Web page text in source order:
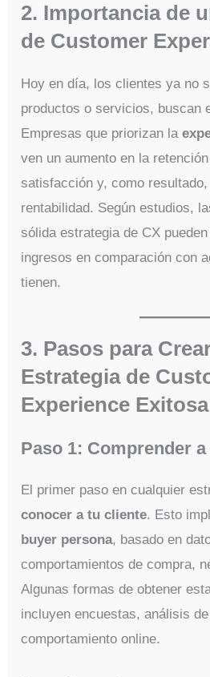
2. Importancia de
de Customer
Hoy en día, los clientes ya no
productos o servicios, buscan
Empresas que priorizan la
ven un aumento en la
satisfacción y, como
rentabilidad. Según estudios,
sólida estrategia de CX
ingresos en comparación con
tienen.
3. Pasos para
Estrategia de
Experience Exitosa
Paso 1: Comprender
El primer paso en cualquier
conocer a tu cliente. Esto
buyer persona, basado en
comportamientos de compra,
Algunas formas de obtener
incluyen encuestas, análisis
comportamiento online.